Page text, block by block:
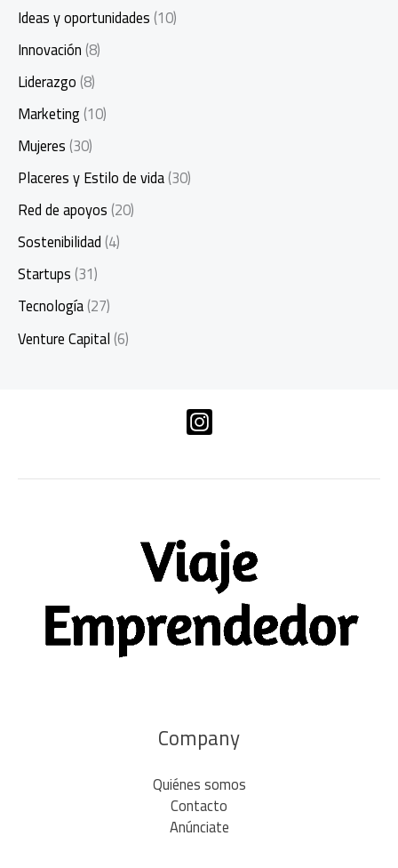
Ideas y oportunidades(10)
Innovación(8)
Liderazgo(8)
Marketing(10)
Mujeres(30)
Placeres y Estilo de vida(30)
Red de apoyos(20)
Sostenibilidad(4)
Startups(31)
Tecnología(27)
Venture Capital(6)
Company
Quiénes somos
Contacto
Anúnciate